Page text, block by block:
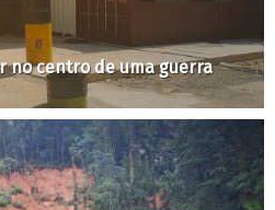
no centro de uma guerra